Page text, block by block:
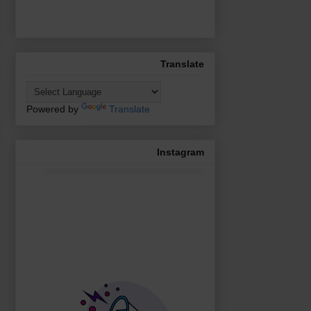
Translate
Powered by Translate
Instagram